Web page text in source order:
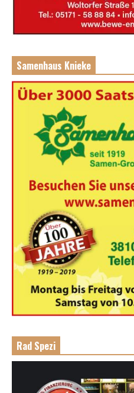
Samenhaus Knieke
Rad Spezi